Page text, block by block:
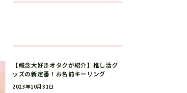
【概念大好きオタクが紹介】推し活グ
ッズの新定番！お名前キーリング
2023年10月31日